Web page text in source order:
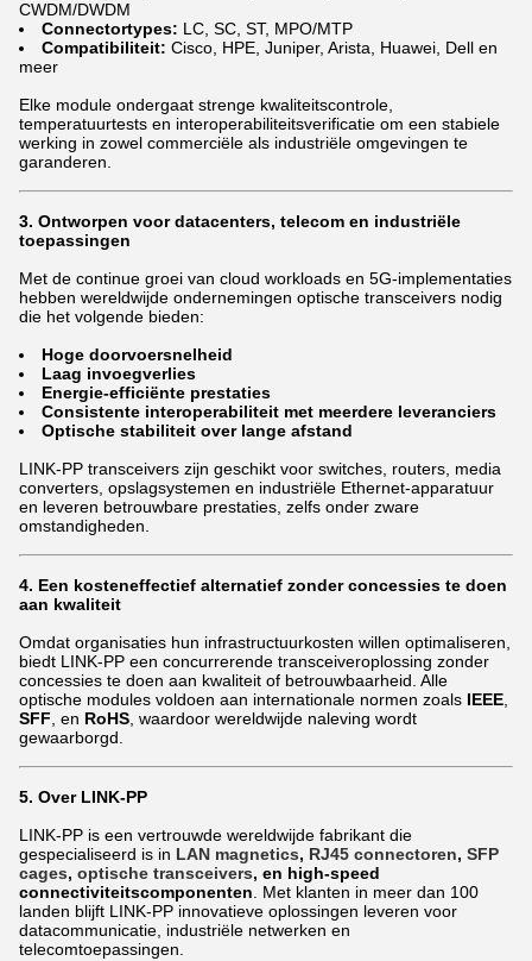
CWDM/DWDM
Connectortypes: LC, SC, ST, MPO/MTP
Compatibiliteit: Cisco, HPE, Juniper, Arista, Huawei, Dell en
meer
Elke module ondergaat strenge kwaliteitscontrole,
temperatuurtests en interoperabiliteitsverificatie om een stabiele
werking in zowel commerciële als industriële omgevingen te
garanderen.
3. Ontworpen voor datacenters, telecom en industriële
toepassingen
Met de continue groei van cloud workloads en 5G-implementaties
hebben wereldwijde ondernemingen optische transceivers nodig
die het volgende bieden:
Hoge doorvoersnelheid
Laag invoegverlies
Energie-efficiënte prestaties
Consistente interoperabiliteit met meerdere leveranciers
Optische stabiliteit over lange afstand
LINK-PP transceivers zijn geschikt voor switches, routers, media
converters, opslagsystemen en industriële Ethernet-apparatuur
en leveren betrouwbare prestaties, zelfs onder zware
omstandigheden.
4. Een kosteneffectief alternatief zonder concessies te doen
aan kwaliteit
Omdat organisaties hun infrastructuurkosten willen optimaliseren,
biedt LINK-PP een concurrerende transceiveroplossing zonder
concessies te doen aan kwaliteit of betrouwbaarheid. Alle
optische modules voldoen aan internationale normen zoals IEEE,
SFF, en RoHS, waardoor wereldwijde naleving wordt
gewaarborgd.
5. Over LINK-PP
LINK-PP is een vertrouwde wereldwijde fabrikant die
gespecialiseerd is in LAN magnetics, RJ45 connectoren, SFP
cages, optische transceivers, en high-speed
connectiviteitscomponenten. Met klanten in meer dan 100
landen blijft LINK-PP innovatieve oplossingen leveren voor
datacommunicatie, industriële netwerken en
telecomtoepassingen.